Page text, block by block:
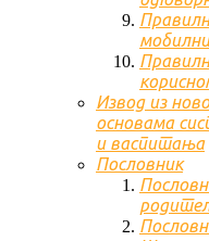
Извод из
основама
и васпитања
Пословник